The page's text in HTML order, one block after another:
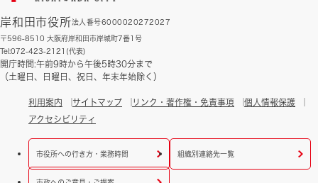
岸和田市役所法人番号6000020272027
〒596-8510 大阪府岸和田市岸城町7番1号
Tel:072-423-2121(代表)
開庁時間:午前9時から午後5時30分まで
（土曜日、日曜日、祝日、年末年始除く）
利用案内 サイトマップ リンク・著作権・免責事項
個人情報保護
アクセシビリティ
市役所への行き方・業務時間 組織別連絡先一覧